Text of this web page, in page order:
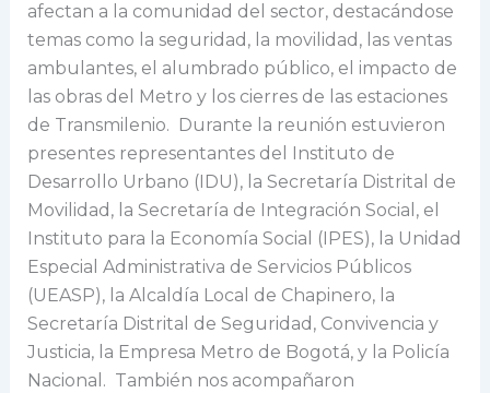
afectan a la comunidad del sector, destacándose
temas como la seguridad, la movilidad, las ventas
ambulantes, el alumbrado público, el impacto de
las obras del Metro y los cierres de las estaciones
de Transmilenio. Durante la reunión estuvieron
presentes representantes del Instituto de
Desarrollo Urbano (IDU), la Secretaría Distrital de
Movilidad, la Secretaría de Integración Social, el
Instituto para la Economía Social (IPES), la Unidad
Especial Administrativa de Servicios Públicos
(UEASP), la Alcaldía Local de Chapinero, la
Secretaría Distrital de Seguridad, Convivencia y
Justicia, la Empresa Metro de Bogotá, y la Policía
Nacional. También nos acompañaron